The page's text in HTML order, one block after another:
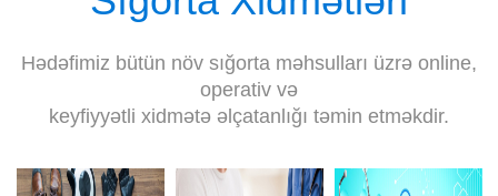
Hədəfimiz bütün növ sığorta məhsulları üzrə online,
operativ və
keyfiyyətli xidmətə əlçatanlığı təmin etməkdir.